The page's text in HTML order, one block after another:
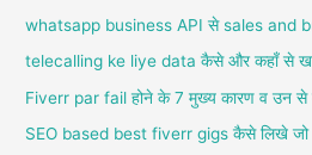
o
r
:
whatsapp business API से sales and
telecalling ke liye data कैसे और कहाँ से
Fiverr par fail होने के 7 मुख्य कारण व उन
SEO based best fiverr gigs कैसे लिखे